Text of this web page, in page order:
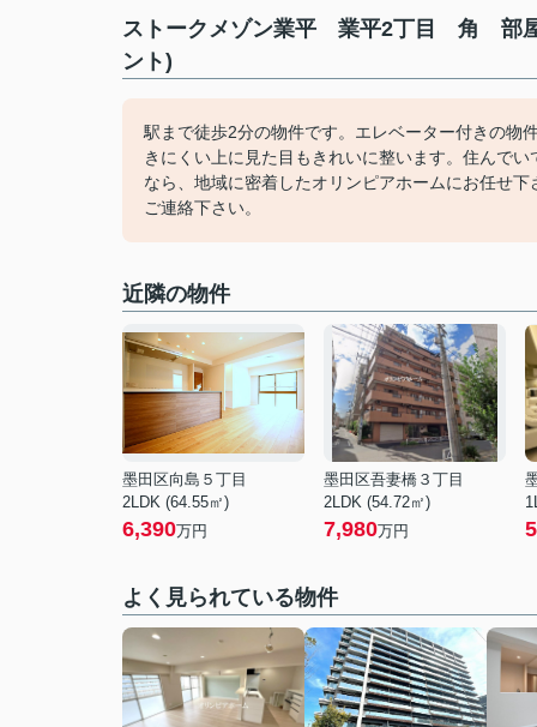
ストークメゾン業平 業平2丁目 角 部
ント)
駅まで徒歩2分の物件です。エレベーター付きの物
きにくい上に見た目もきれいに整います。住んで
なら、地域に密着したオリンピアホームにお任せ
ご連絡下さい。
近隣の物件
墨田区向島５丁目
2LDK (64.55㎡)
6,390万円
墨田区吾妻橋３丁目
2LDK (54.72㎡)
7,980万円
よく見られている物件